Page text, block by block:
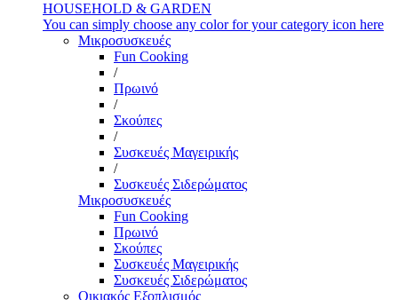
HOUSEHOLD & GARDEN
You can simply choose any color for your category icon here
Μικροσυσκευές
Fun Cooking
/
Πρωινό
/
Σκούπες
/
Συσκευές Μαγειρικής
/
Συσκευές Σιδερώματος
Μικροσυσκευές
Fun Cooking
Πρωινό
Σκούπες
Συσκευές Μαγειρικής
Συσκευές Σιδερώματος
Οικιακός Εξοπλισμός